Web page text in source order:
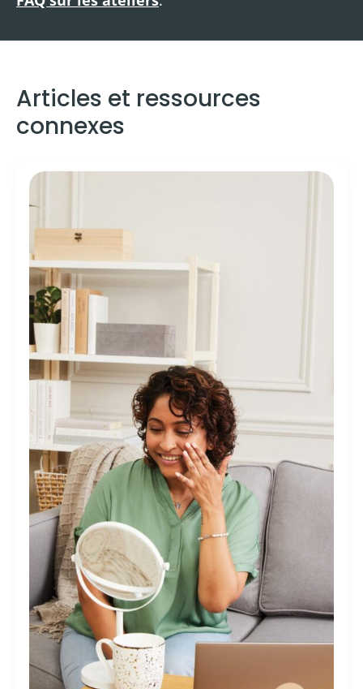
Articles et ressources
connexes